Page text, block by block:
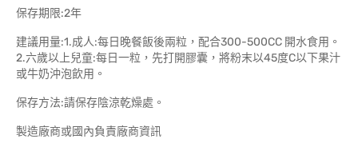
保存期限:2年
建議用量:1.成人:每日晚餐飯後兩粒，配合300-500CC 開水食用。
2.六歲以上兒童:每日一粒，先打開膠囊，將粉末以45度C以下果汁
或牛奶沖泡飲用。
保存方法:請保存陰涼乾燥處。
製造廠商或國內負責廠商資訊